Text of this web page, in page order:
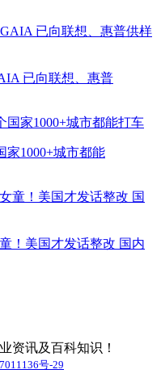
已向联想、惠普
家1000+城市都能
！美国才发话整改 国内
资讯及百科知识！
号-29